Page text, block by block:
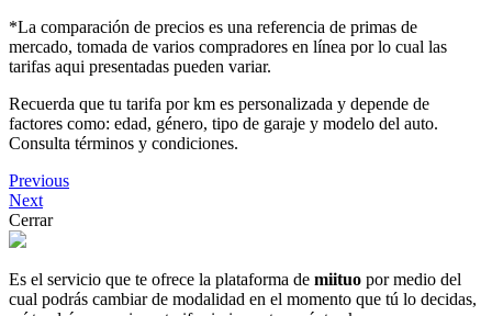
*La comparación de precios es una referencia de primas de
mercado, tomada de varios compradores en línea por lo cual las
tarifas aqui presentadas pueden variar.
Recuerda que tu tarifa por km es personalizada y depende de
factores como: edad, género, tipo de garaje y modelo del auto.
Consulta términos y condiciones.
Previous
Next
Cerrar
Es el servicio que te ofrece la plataforma de miituo por medio del
cual podrás cambiar de modalidad en el momento que tú lo decidas,